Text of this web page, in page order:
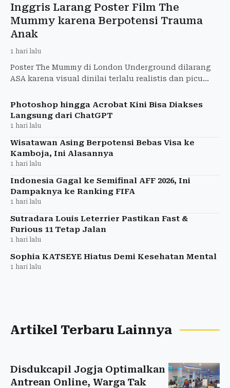
Inggris Larang Poster Film The
Mummy karena Berpotensi Trauma
Anak
1 hari lalu
Poster The Mummy di London Underground dilarang
ASA karena visual dinilai terlalu realistis dan picu
tarik iklan
Photoshop hingga Acrobat Kini Bisa Diakses
Langsung dari ChatGPT
1 hari lalu
Wisatawan Asing Berpotensi Bebas Visa ke
Kamboja, Ini Alasannya
1 hari lalu
Indonesia Gagal ke Semifinal AFF 2026, Ini
Dampaknya ke Ranking FIFA
1 hari lalu
Sutradara Louis Leterrier Pastikan Fast &
Furious 11 Tetap Jalan
1 hari lalu
Sophia KATSEYE Hiatus Demi Kesehatan Mental
1 hari lalu
Artikel Terbaru Lainnya
Disdukcapil Jogja Optimalkan
Antrean Online, Warga Tak